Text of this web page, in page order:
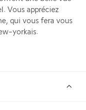
Vous appréciez
qui vous fera vous
yorkais.